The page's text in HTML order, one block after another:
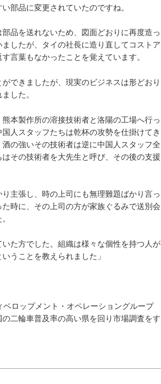
部品に変更されていたのですね。
品を送れないため、図面どおりに再度造っ
したが、タイの社長に造り直してコストア
言葉もなかったことを覚えています。
できましたが、現実のビジネスは形どおり
した。
本製作所の溶接技術者と洛陽の工場へ行っ
人スタッフたちは乾杯の攻勢を仕掛けてき
の強いその技術者は逆に中国人スタッフ全
その技術者を大先生と呼び、その後の支援
主張し、時の上司にも無理難題ばかり言っ
時に、その上司の方が家族ぐるみで送別会
た方でした。組織は様々な個性を持つ人が
うことを教えられました」
ベロップメント・オペレーショングループ
二輪車普及率の高い県を回り市場調査をす